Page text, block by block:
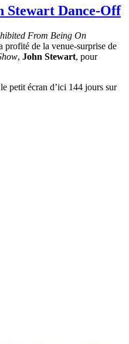
Stewart Dance-Off
From Being On
profité de la venue-surprise de
, John Stewart, pour
petit écran d’ici 144 jours sur